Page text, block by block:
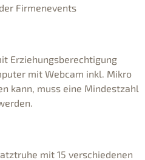
Firmenevents
Erziehungsberechtigung
mit Webcam inkl. Mikro
kann, muss eine Mindestzahl
mit 15 verschiedenen